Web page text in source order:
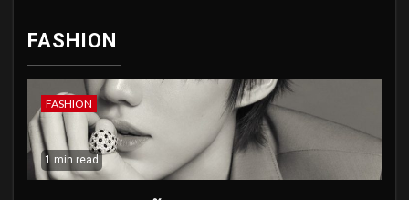
FASHION
FASHION
1 min read